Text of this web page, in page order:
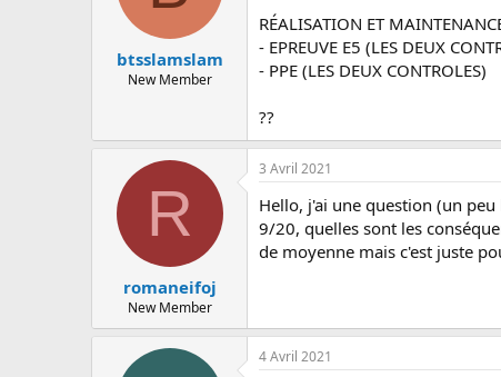
btsslamslam
New Member
RÉALISATION ET
- EPREUVE E5 (LES DEUX
- PPE (LES DEUX CONTROLES)
??
R
romaneifoj
New Member
3 Avril 2021
Hello, j'ai une question (un
9/20, quelles sont les
de moyenne mais c'est juste
4 Avril 2021